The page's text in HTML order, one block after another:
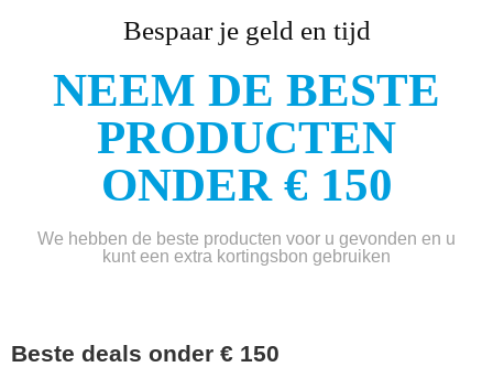
Bespaar je geld en tijd
NEEM DE BESTE
PRODUCTEN
ONDER € 150
We hebben de beste producten voor u gevonden en u
kunt een extra kortingsbon gebruiken
Beste deals onder € 150